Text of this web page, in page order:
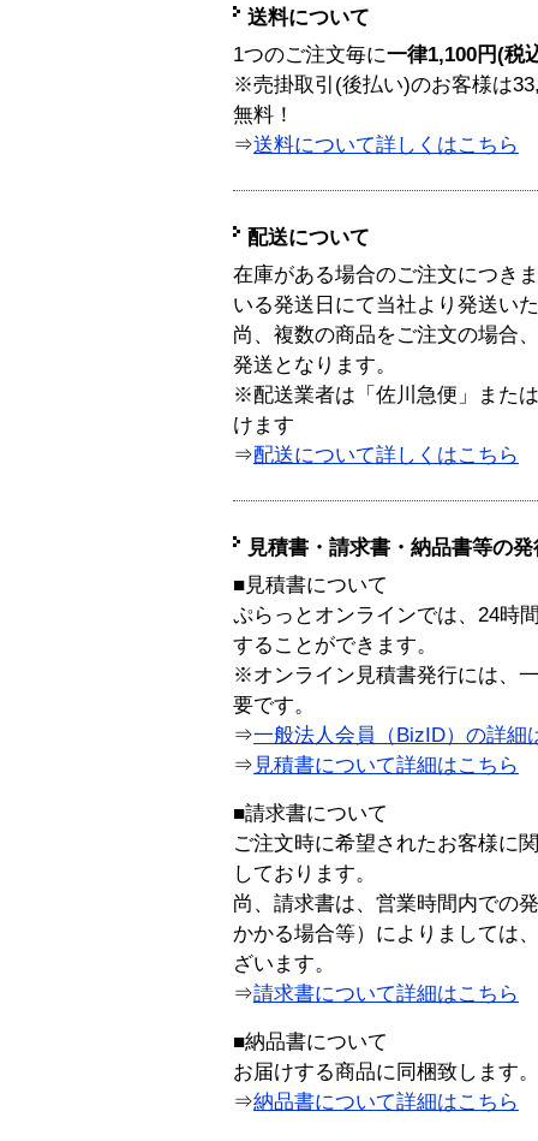
送料について
1つのご注文毎に一律1,100円(税
※売掛取引(後払い)のお客様は
無料！
⇒送料について詳しくはこちら
配送について
在庫がある場合のご注文につき
いる発送日にて当社より発送い
尚、複数の商品をご注文の場合
発送となります。
※配送業者は「佐川急便」また
けます
⇒配送について詳しくはこちら
見積書・請求書・納品書等の
■見積書について
ぷらっとオンラインでは、24時
することができます。
※オンライン見積書発行には、
要です。
⇒一般法人会員（BizID）の詳細
⇒ 見積書について詳細はこちら
■請求書について
ご注文時に希望されたお客様に
しております。
尚、請求書は、営業時間内での
かかる場合等）によりましては
ざいます。
⇒請求書について詳細はこちら
■納品書について
お届けする商品に同梱致します。
⇒納品書について詳細はこちら